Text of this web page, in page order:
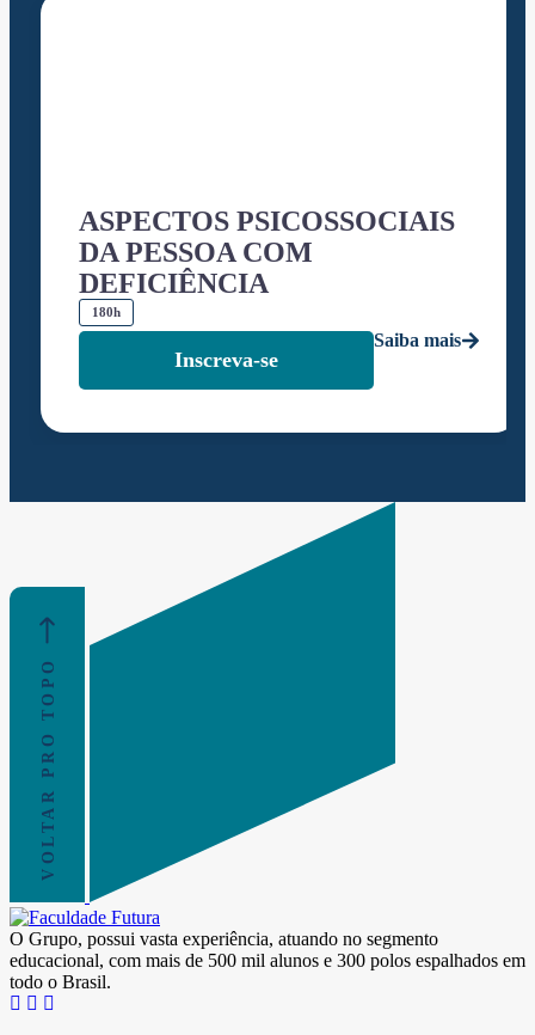
ASPECTOS PSICOSSOCIAIS
DA PESSOA COM
DEFICIÊNCIA
180h
Inscreva-se
Saiba mais
VOLTAR PRO TOPO
O Grupo, possui vasta experiência, atuando no segmento
educacional, com mais de 500 mil alunos e 300 polos espalhados em
todo o Brasil.